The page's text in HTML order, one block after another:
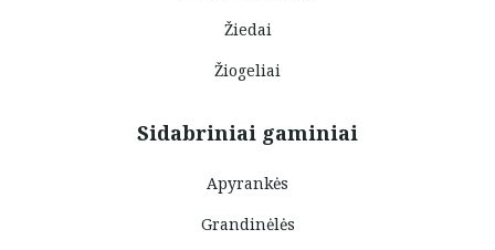
Žiedai
Žiogeliai
Sidabriniai gaminiai
Apyrankės
Grandinėlės